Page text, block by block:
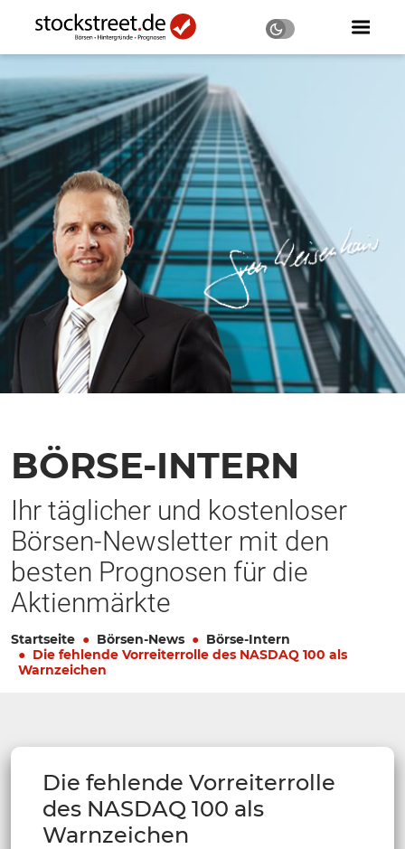
BÖRSE-INTERN
Ihr täglicher und kostenloser
Börsen-Newsletter mit den
besten Prognosen für die
Aktienmärkte
Startseite Börsen-News
Börse-Intern
Die fehlende Vorreiterrolle des NASDAQ 100 als
Warnzeichen
Die fehlende Vorreiterrolle
des NASDAQ 100 als
Warnzeichen